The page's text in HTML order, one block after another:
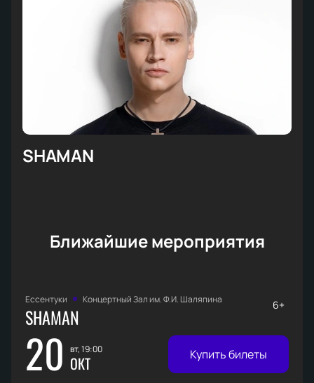
SHAMAN
Ближайшие мероприятия
Ессентуки Концертный Зал им. Ф.И. Шаляпина
SHAMAN
20 вт, 19:00
ОКТ
6+
Купить билеты